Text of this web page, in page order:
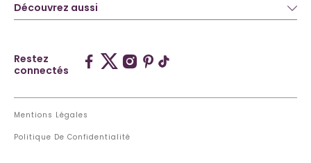
Découvrez aussi
Restez
connectés
Mentions Légales
Politique De Confidentialité